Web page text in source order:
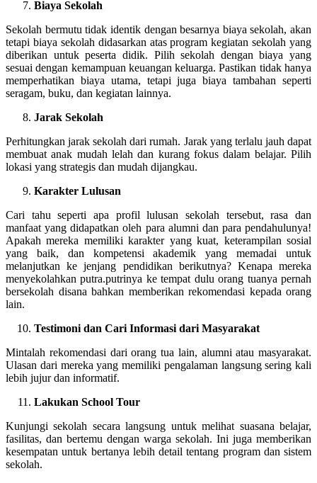
Biaya Sekolah
Sekolah bermutu tidak identik dengan besarnya biaya sekolah, akan
tetapi biaya sekolah didasarkan atas program kegiatan sekolah yang
diberikan untuk peserta didik. Pilih sekolah dengan biaya yang
sesuai dengan kemampuan keuangan keluarga. Pastikan tidak hanya
memperhatikan biaya utama, tetapi juga biaya tambahan seperti
seragam, buku, dan kegiatan lainnya.
Jarak Sekolah
Perhitungkan jarak sekolah dari rumah. Jarak yang terlalu jauh dapat
membuat anak mudah lelah dan kurang fokus dalam belajar. Pilih
lokasi yang strategis dan mudah dijangkau.
Karakter Lulusan
Cari tahu seperti apa profil lulusan sekolah tersebut, rasa dan
manfaat yang didapatkan oleh para alumni dan para pendahulunya!
Apakah mereka memiliki karakter yang kuat, keterampilan sosial
yang baik, dan kompetensi akademik yang memadai untuk
melanjutkan ke jenjang pendidikan berikutnya? Kenapa mereka
menyekolahkan putra.putrinya ke tempat dulu orang tuanya pernah
bersekolah disana bahkan memberikan rekomendasi kepada orang
lain.
Testimoni dan Cari Informasi dari Masyarakat
Mintalah rekomendasi dari orang tua lain, alumni atau masyarakat.
Ulasan dari mereka yang memiliki pengalaman langsung sering kali
lebih jujur dan informatif.
Lakukan School Tour
Kunjungi sekolah secara langsung untuk melihat suasana belajar,
fasilitas, dan bertemu dengan warga sekolah. Ini juga memberikan
kesempatan untuk bertanya lebih detail tentang program dan sistem
sekolah.